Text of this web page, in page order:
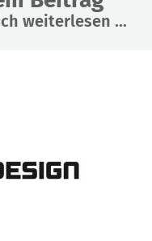
weiterlesen ...